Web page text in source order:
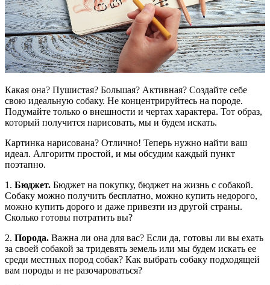
Какая она? Пушистая? Большая? Активная? Создайте себе
свою идеальную собаку. Не концентрируйтесь на породе.
Подумайте только о внешности и чертах характера. Тот образ,
который получится нарисовать, мы и будем искать.
Картинка нарисована? Отлично! Теперь нужно найти ваш
идеал. Алгоритм простой, и мы обсудим каждый пункт
поэтапно.
1. Бюджет. Бюджет на покупку, бюджет на жизнь с собакой.
Собаку можно получить бесплатно, можно купить недорого,
можно купить дорого и даже привезти из другой страны.
Сколько готовы потратить вы?
2. Порода. Важна ли она для вас? Если да, готовы ли вы ехать
за своей собакой за тридевять земель или мы будем искать ее
среди местных пород собак? Как выбрать собаку подходящей
вам породы и не разочароваться?